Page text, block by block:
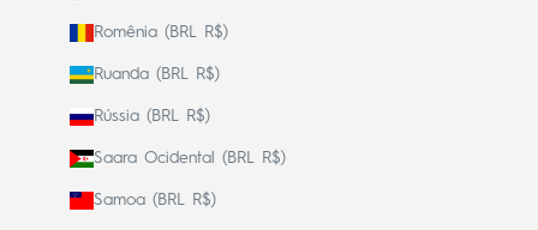
Romênia (BRL R$)
Ruanda (BRL R$)
Rússia (BRL R$)
Saara Ocidental (BRL R$)
Samoa (BRL R$)